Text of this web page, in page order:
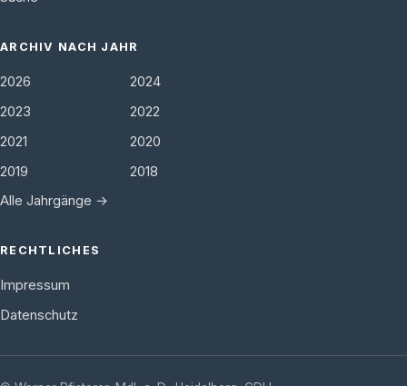
ARCHIV NACH JAHR
2026
2024
2023
2022
2021
2020
2019
2018
Alle Jahrgänge →
RECHTLICHES
Impressum
Datenschutz